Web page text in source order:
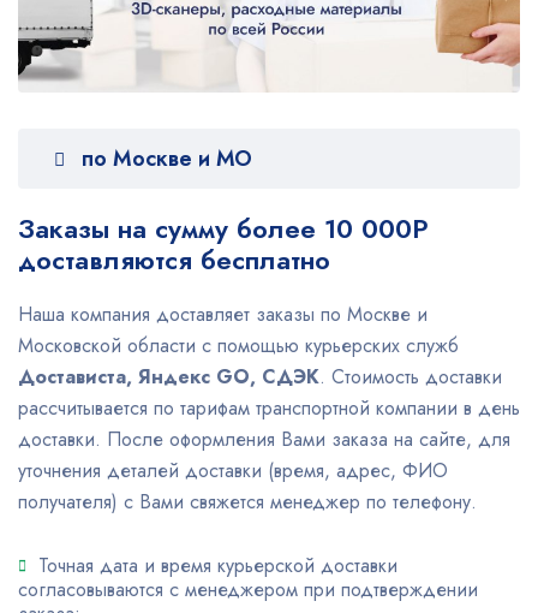
по Москве и МО
Заказы на сумму более 10 000Р
доставляются бесплатно
Наша компания доставляет заказы по Москве и
Московской области с помощью курьерских служб
Достависта, Яндекс GO, СДЭК. Стоимость доставки
рассчитывается по тарифам транспортной компании в день
доставки. После оформления Вами заказа на сайте, для
уточнения деталей доставки (время, адрес, ФИО
получателя) с Вами свяжется менеджер по телефону.
Точная дата и время курьерской доставки
согласовываются с менеджером при подтверждении